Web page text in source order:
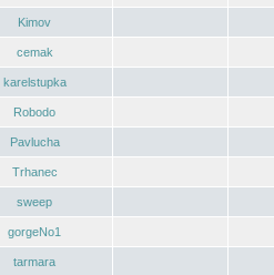
Kimov
cemak
karelstupka
Robodo
Pavlucha
Trhanec
sweep
gorgeNo1
tarmara